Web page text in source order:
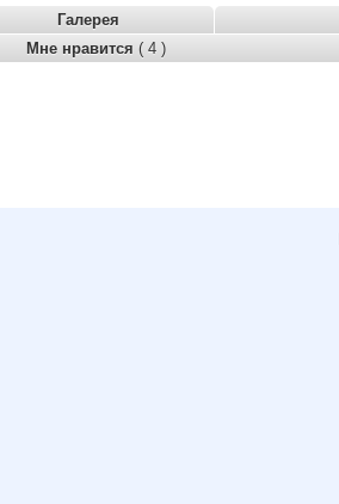
Галерея
Мне нравится ( 4 )